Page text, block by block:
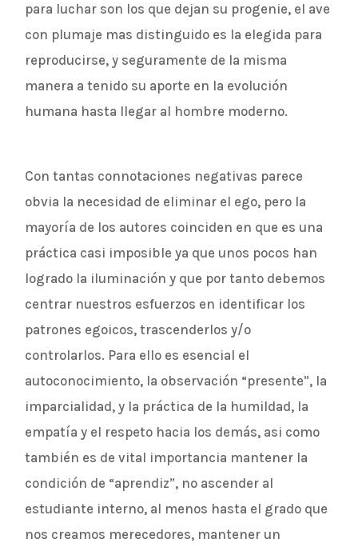
para luchar son los que dejan su progenie, el ave
con plumaje mas distinguido es la elegida para
reproducirse, y seguramente de la misma
manera a tenido su aporte en la evolución
humana hasta llegar al hombre moderno.
Con tantas connotaciones negativas parece
obvia la necesidad de eliminar el ego, pero la
mayoría de los autores coinciden en que es una
práctica casi imposible ya que unos pocos han
logrado la iluminación y que por tanto debemos
centrar nuestros esfuerzos en identificar los
patrones egoicos, trascenderlos y/o
controlarlos. Para ello es esencial el
autoconocimiento, la observación “presente”, la
imparcialidad, y la práctica de la humildad, la
empatía y el respeto hacia los demás, asi como
también es de vital importancia mantener la
condición de “aprendiz”, no ascender al
estudiante interno, al menos hasta el grado que
nos creamos merecedores, mantener un